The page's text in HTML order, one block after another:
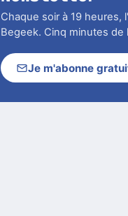
Newsletter
Begeek. Cinq minutes de